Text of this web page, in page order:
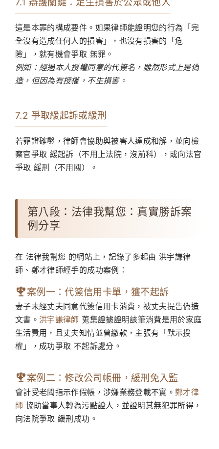
7.1 辯護關鍵：足生損害於公眾或他人
這是本罪的構成要件。如果律師能證明您的行為「完
全沒有造成任何人的損害」，也沒有損害的「危
險」，就有機會爭取 無罪。
例如：經過本人授權同意的代簽名，雖然形式上是偽
造，但因為有授權，不生損害。
7.2 爭取緩起訴或緩刑
若罪證確鑿，律師會協助與被害人達成和解，並向檢
察官爭取 緩起訴（不用上法院，沒前科），或向法官
爭取 緩刑（不用關）。
第八段：法律我幫您：真實勝訴案
例分享
在 法律我幫您 的網站上，記錄了多起由 洪宇謙律
師、鄭才律師經手的成功案例：
案例一：代簽信用卡單，獲不起訴
妻子未經丈夫同意代簽信用卡消費，被丈夫提告偽造
文書。 洪宇謙律師 蒐集證據證明該筆消費是用於家庭
生活費用，且丈夫知情並曾繳款，主張有「默示授
權」，成功爭取 不起訴處分。
案例二：修改公司帳冊，緩刑免入監
會計受老闆指示作假帳，涉嫌業務登載不實。鄭才律
師 協助當事人轉為污點證人，並證明其無犯罪所得，
向法院爭取 緩刑成功。